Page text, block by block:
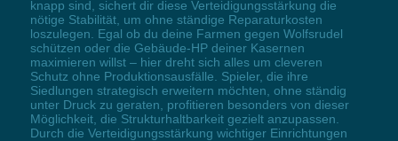
knapp sind, sichert dir diese Verteidigungsstärkung die
nötige Stabilität, um ohne ständige Reparaturkosten
loszulegen. Egal ob du deine Farmen gegen Wolfsrudel
schützen oder die Gebäude-HP deiner Kasernen
maximieren willst – hier dreht sich alles um cleveren
Schutz ohne Produktionsausfälle. Spieler, die ihre
Siedlungen strategisch erweitern möchten, ohne ständig
unter Druck zu geraten, profitieren besonders von dieser
Möglichkeit, die Strukturhaltbarkeit gezielt anzupassen.
Durch die Verteidigungsstärkung wichtiger Einrichtungen